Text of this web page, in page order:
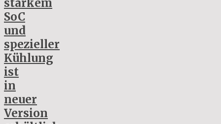
starkem
SoC
und
spezieller
Kühlung
ist
in
neuer
Version